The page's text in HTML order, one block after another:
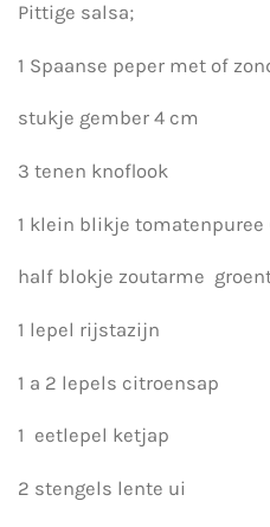
Pittige salsa;
1 Spaanse peper met of
stukje gember 4 cm
3 tenen knoflook
1 klein blikje tomatenpuree
half blokje zoutarme
1 lepel rijstazijn
1 a 2 lepels citroensap
1 eetlepel ketjap
2 stengels lente ui